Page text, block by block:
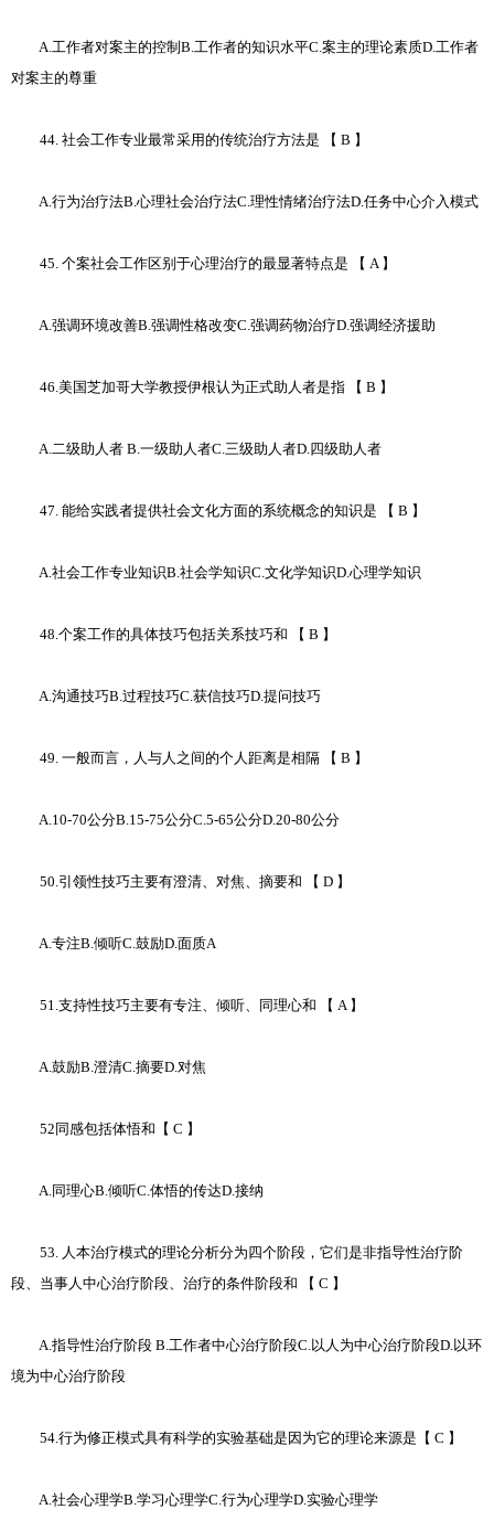
A.工作者对案主的控制B.工作者的知识水平C.案主的理论素质D.工作者
对案主的尊重
44. 社会工作专业最常采用的传统治疗方法是 【 B 】
A.行为治疗法B.心理社会治疗法C.理性情绪治疗法D.任务中心介入模式
45. 个案社会工作区别于心理治疗的最显著特点是 【 A 】
A.强调环境改善B.强调性格改变C.强调药物治疗D.强调经济援助
46.美国芝加哥大学教授伊根认为正式助人者是指 【 B 】
A.二级助人者 B.一级助人者C.三级助人者D.四级助人者
47. 能给实践者提供社会文化方面的系统概念的知识是 【 B 】
A.社会工作专业知识B.社会学知识C.文化学知识D.心理学知识
48.个案工作的具体技巧包括关系技巧和 【 B 】
A.沟通技巧B.过程技巧C.获信技巧D.提问技巧
49. 一般而言，人与人之间的个人距离是相隔 【 B 】
A.10-70公分B.15-75公分C.5-65公分D.20-80公分
50.引领性技巧主要有澄清、对焦、摘要和 【 D 】
A.专注B.倾听C.鼓励D.面质A
51.支持性技巧主要有专注、倾听、同理心和 【 A 】
A.鼓励B.澄清C.摘要D.对焦
52同感包括体悟和【 C 】
A.同理心B.倾听C.体悟的传达D.接纳
53. 人本治疗模式的理论分析分为四个阶段，它们是非指导性治疗阶
段、当事人中心治疗阶段、治疗的条件阶段和 【 C 】
A.指导性治疗阶段 B.工作者中心治疗阶段C.以人为中心治疗阶段D.以环
境为中心治疗阶段
54.行为修正模式具有科学的实验基础是因为它的理论来源是【 C 】
A.社会心理学B.学习心理学C.行为心理学D.实验心理学